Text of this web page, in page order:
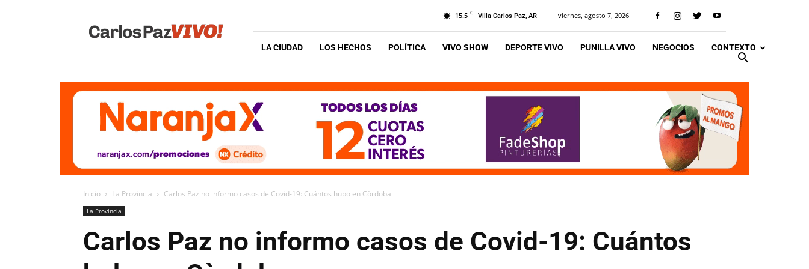
Vivo
15.5 C Villa Carlos Paz, AR viernes, agosto 7, 2026
LA CIUDAD LOS HECHOS POLÍTICA VIVO SHOW DEPORTE VIVO PUNILLA VIVO NEGOCIOS CONTEXTO
Inicio La Provincia Carlos Paz no informo casos de Covid-19: Cuántos hubo en Còrdoba
La Provincia
Carlos Paz no informo casos de Covid-19: Cuántos